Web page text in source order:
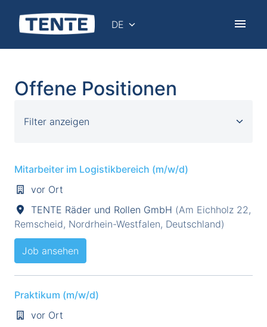
Inhalt
springenStartseite DE
Offene Positionen
Filter anzeigen
Mitarbeiter im Logistikbereich (m/w/d)
vor Ort
TENTE Räder und Rollen GmbH (Am Eichholz 22,
Remscheid, Nordrhein-Westfalen, Deutschland)
Job ansehen
Praktikum (m/w/d)
vor Ort